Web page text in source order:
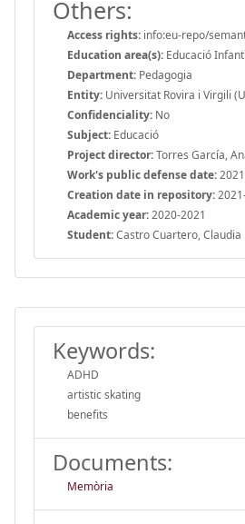
Others:
Access rights: info:eu-repo/
Education area(s): Educació
Department: Pedagogia
Entity: Universitat Rovira i Virgili
Confidenciality: No
Subject: Educació
Project director:Torres García,
Work's public defense date:
Creation date in repository:
Academic year:2020-2021
Student:Castro Cuartero, Claudia
Keywords:
ADHD
artistic skating
benefits
Documents:
Memòria